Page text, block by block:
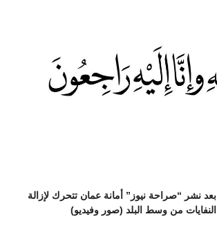
بعد نشر “صراحة نيوز” أمانة عمان تتحرك لإزالة
النفايات من وسط البلد (صور وفيديو)